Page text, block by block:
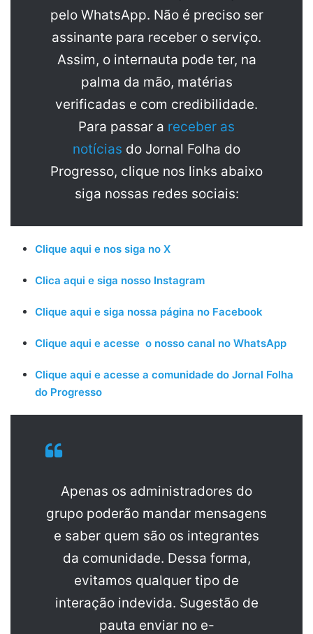
pelo WhatsApp. Não é preciso ser
assinante para receber o serviço.
Assim, o internauta pode ter, na
palma da mão, matérias
verificadas e com credibilidade.
Para passar a receber as
notícias do Jornal Folha do
Progresso, clique nos links abaixo
siga nossas redes sociais:
Clique aqui e nos siga no X
Clica aqui e siga nosso Instagram
Clique aqui e siga nossa página no Facebook
Clique aqui e acesse o nosso canal no WhatsApp
Clique aqui e acesse a comunidade do Jornal Folha
do Progresso
Apenas os administradores do
grupo poderão mandar mensagens
e saber quem são os integrantes
da comunidade. Dessa forma,
evitamos qualquer tipo de
interação indevida. Sugestão de
pauta enviar no e-